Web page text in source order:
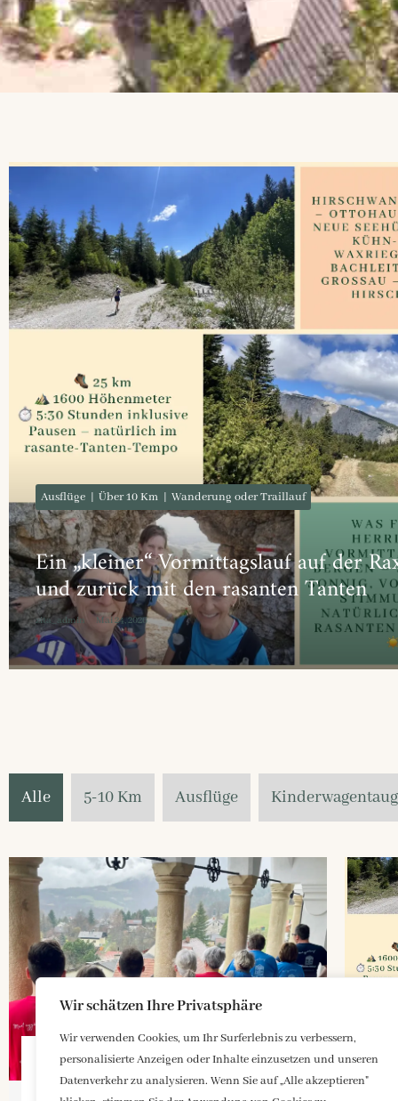
Wir schätzen Ihre Privatsphäre
Wir verwenden Cookies, um Ihr Surferlebnis zu verbessern,
personalisierte Anzeigen oder Inhalte einzusetzen und unseren
Datenverkehr zu analysieren. Wenn Sie auf „Alle akzeptieren"
Ausflüge Über 10 Km Wanderung oder Traillauf
Ein „kleiner“ Vormittagslauf auf der
und zurück mit den rasanten Tanten
zita_admin Mai 24, 2026
Alle 5-10 Km Ausflüge
Für jeden etwas dabei –